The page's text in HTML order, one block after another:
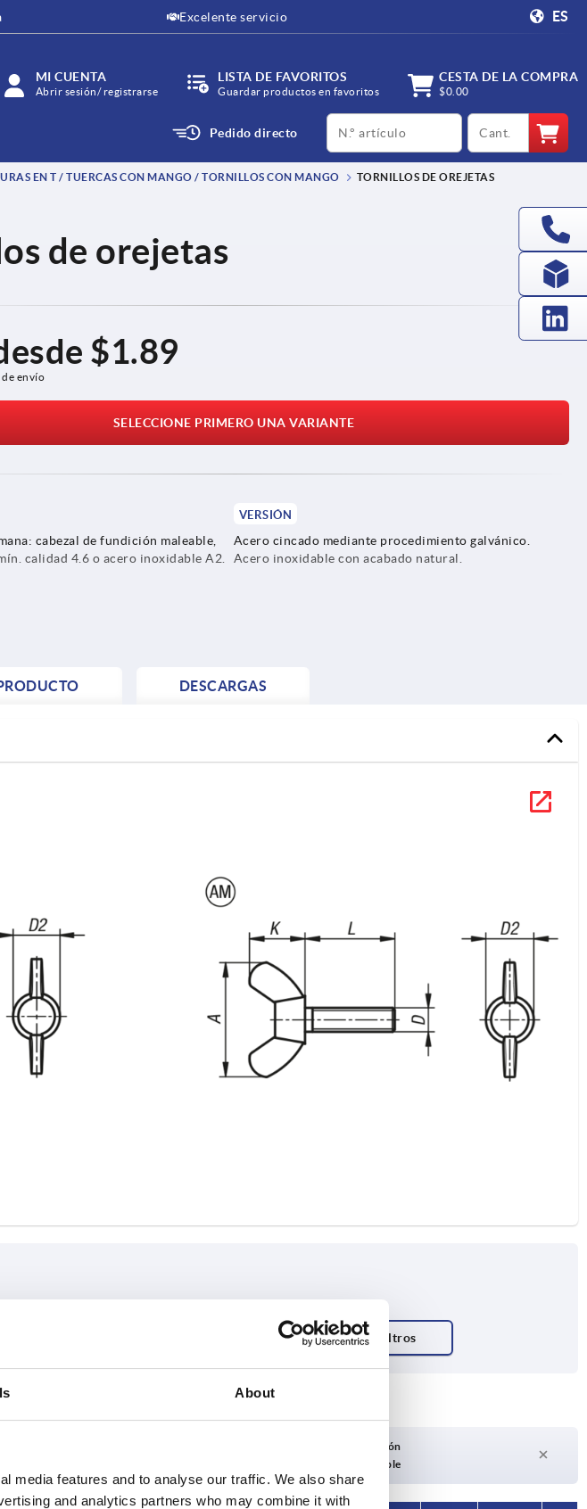
About
media features and to analyse our traffic. We also share
and analytics partners who may combine it with
Excelente servicio ES
MI CUENTA
Abrir sesión/ registrarse
LISTA DE FAVORITOS
Guardar productos en favoritos
CESTA DE LA COMPRA
$0.00
Pedido directo
productCode qty
EN T / TUERCAS CON MANGO / TORNILLOS CON MANGO TORNILLOS DE OREJETAS
de orejetas
$1.89
de envío
SELECCIONE PRIMERO UNA VARIANTE
cabezal de fundición maleable,
calidad 4.6 o acero inoxidable A2.
VERSIÓN
Acero cincado mediante procedimiento galvánico.
Acero inoxidable con acabado natural.
DESCARGAS
30,3
Plazo de entrega a petición
Actualmente no disponible